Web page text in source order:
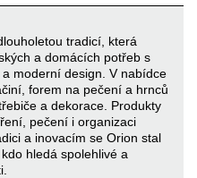
tradicí, která
a domácích potřeb s
moderní design. V nabídce
forem na pečení a hrnců
a dekorace. Produkty
pečení i organizaci
a inovacím se Orion stal
hledá spolehlivé a